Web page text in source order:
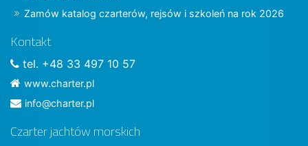
Zamów katalog czarterów, rejsów i szkoleń na rok 2026
Kontakt
tel. +48 33 497 10 57
www.charter.pl
info@charter.pl
Czarter jachtów morskich